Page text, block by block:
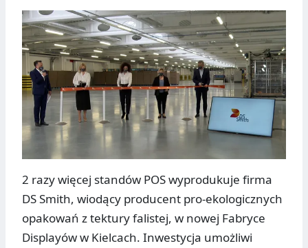
2 razy więcej standów POS wyprodukuje firma
DS Smith, wiodący producent pro-ekologicznych
opakowań z tektury falistej, w nowej Fabryce
Displayów w Kielcach. Inwestycja umożliwi